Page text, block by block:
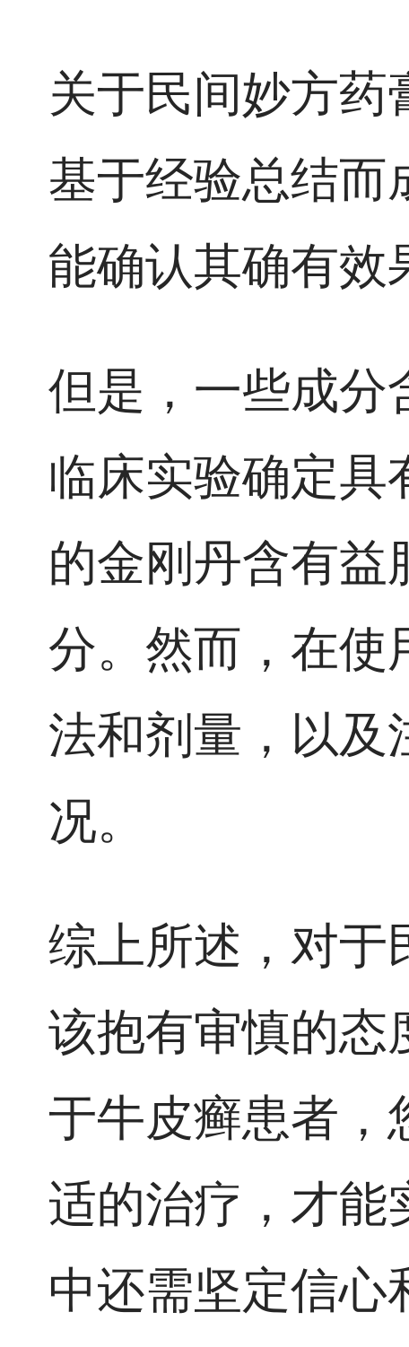
关于民间妙方药
基于经验总结而
能确认其确有效
但是，一些成分
临床实验确定具
的金刚丹含有益
分。然而，在使
法和剂量，以及
况。
综上所述，对于
该抱有审慎的态
于牛皮癣患者，
适的治疗，才能
中还需坚定信心